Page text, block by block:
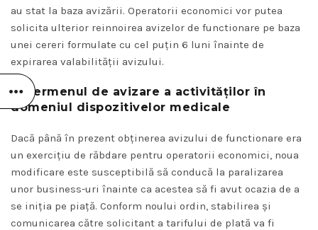
au stat la baza avizării. Operatorii economici vor putea
solicita ulterior reinnoirea avizelor de functionare pe baza
unei cereri formulate cu cel puțin 6 luni înainte de
expirarea valabilității avizului.
3. Termenul de avizare a activităților în
domeniul dispozitivelor medicale
Dacă până în prezent obținerea avizului de functionare era
un exercițiu de răbdare pentru operatorii economici, noua
modificare este susceptibilă să conducă la paralizarea
unor business-uri înainte ca acestea să fi avut ocazia de a
se iniția pe piață. Conform noului ordin, stabilirea și
comunicarea către solicitant a tarifului de plată va fi